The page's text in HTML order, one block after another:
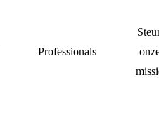
Professionals